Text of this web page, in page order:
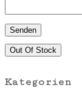
Out Of Stock
Kategorien